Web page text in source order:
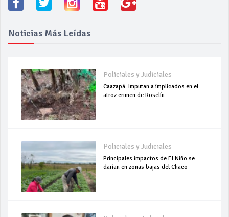
Noticias Más Leídas
Policiales y Judiciales
Caazapá: Imputan a implicados en el
atroz crimen de Roselín
Policiales y Judiciales
Principales impactos de El Niño se
darían en zonas bajas del Chaco